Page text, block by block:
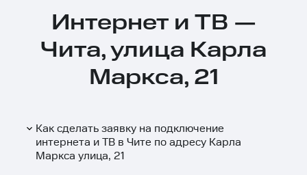
Интернет и ТВ —
Чита, улица Карла
Маркса, 21
Как сделать заявку на подключение
интернета и ТВ в Чите по адресу Карла
Маркса улица, 21